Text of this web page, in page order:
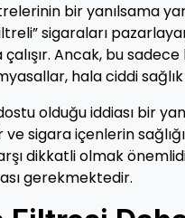
bir yanılsama
sigaraları
Ancak, bu
hala ciddi
olduğu iddiası bir
sigara içenlerin
dikkatli olmak
gerekmektedir.